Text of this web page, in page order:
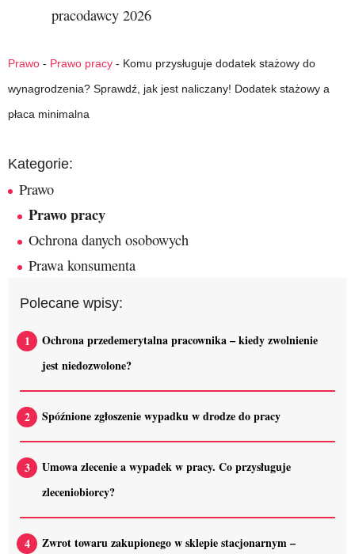
pracodawcy 2026
Prawo - Prawo pracy - Komu przysługuje dodatek stażowy do
wynagrodzenia? Sprawdź, jak jest naliczany! Dodatek stażowy a
płaca minimalna
Kategorie:
Prawo
Prawo pracy
Ochrona danych osobowych
Prawa konsumenta
Polecane wpisy:
Ochrona przedemerytalna pracownika – kiedy zwolnienie
jest niedozwolone?
Spóźnione zgłoszenie wypadku w drodze do pracy
Umowa zlecenie a wypadek w pracy. Co przysługuje
zleceniobiorcy?
Zwrot towaru zakupionego w sklepie stacjonarnym –